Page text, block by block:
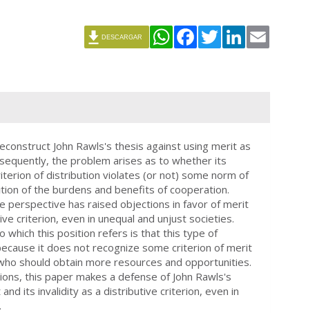
WhatsAppFacebookTwitterLinkedIn
DESCARGAR
John Rawls's thesis against using merit as
the problem arises as to whether its
of distribution violates (or not) some norm of
of the burdens and benefits of cooperation.
perspective has raised objections in favor of merit
criterion, even in unequal and unjust societies.
which this position refers is that this type of
it does not recognize some criterion of merit
should obtain more resources and opportunities.
this paper makes a defense of John Rawls's
its invalidity as a distributive criterion, even in